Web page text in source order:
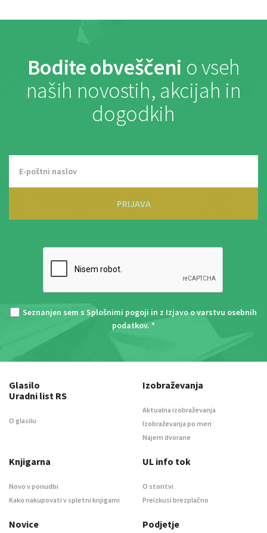
Bodite obveščeni o vseh
naših novostih, akcijah in
dogodkih
PRIJAVA
Seznanjen sem s Splošnimi pogoji in z Izjavo o varstvu osebnih
podatkov. *
Glasilo
Uradni list RS
O glasilu
Izobraževanja
Aktualna izobraževanja
Izobraževanja po meri
Najem dvorane
Knjigarna
Novo v ponudbi
Kako nakupovati v spletni knjigarni
UL info tok
O storitvi
Preizkusi brezplačno
Novice Podjetje